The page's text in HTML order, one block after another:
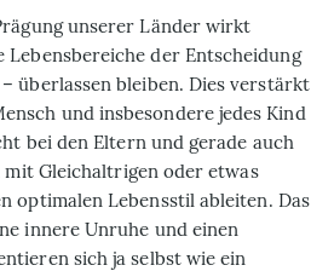
unserer Länder wirkt
der Entscheidung
überlassen bleiben. Dies verstärkt
und insbesondere jedes Kind
bei den Eltern und gerade auch
mit Gleichaltrigen oder etwas
optimalen Lebensstil ableiten. Das
innere Unruhe und einen
sich ja selbst wie ein